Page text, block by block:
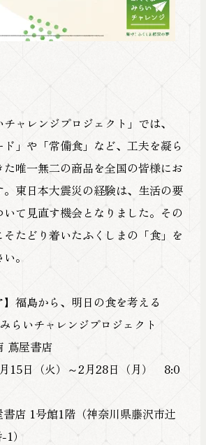
FOLLOW US
チャレンジプロジェクト」では、
ド」や「常備食」など、工夫を凝ら
た唯一無二の商品を全国の皆様にお
。東日本大震災の経験は、生活の要
いて見直す機会となりました。その
たどり着いたふくしまの「食」を
。
福島から、明日の食を考える
らいチャレンジプロジェクト
蔦屋書店
15日（火）～2月28日（月） 8:0
店 1号館1階（神奈川県藤沢市辻
）